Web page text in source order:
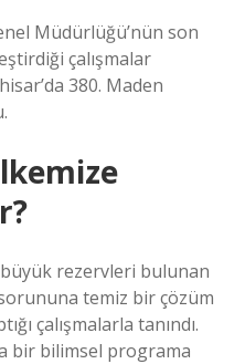
Müdürlüğü’nün son
çalışmalar
380. Maden
büyük rezervleri bulunan
temiz bir çözüm
çalışmalarla tanındı.
bir bilimsel programa